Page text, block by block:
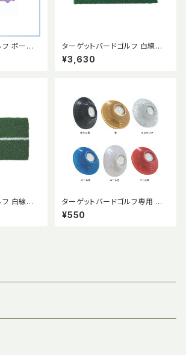
フ ボール
ー 4個セ
用ボール
ターゲットバードゴルフ 白線入
りショットマット（カールマット）
¥3,630
フ 白線入
ンジ貼り･
ターゲットバードゴルフ専用 ボ
ールピッカー
¥550